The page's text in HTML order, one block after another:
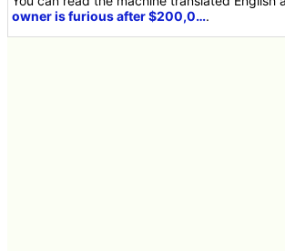
owner is furious after $200,0….